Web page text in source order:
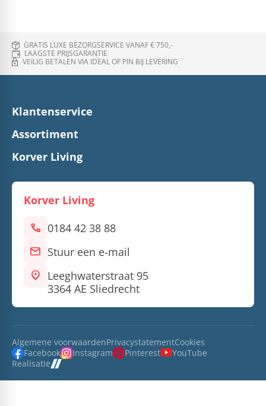
GRATIS LUXE BEZORGSERVICE VANAF € 750,-
LAAGSTE PRIJSGARANTIE
VEILIG BETALEN VIA IDEAL OF PIN BIJ LEVERING
Klantenservice
Assortiment
Korver Living
Korver Living
call 0184 42 38 88
mail Stuur een e-mail
location_on Leeghwaterstraat 95
3364 AE Sliedrecht
Algemene voorwaardenPrivacystatementCookies
Facebook
Instagram Pinterest
YouTube
Realisatie